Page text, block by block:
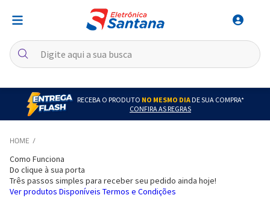
RECEBA O PRODUTO NO MESMO DIADE SUA COMPRA*
CONFIRA AS REGRAS
Como Funciona
Do clique à sua porta
Três passos simples para receber seu pedido ainda hoje!
Ver produtos Disponíveis Termos e Condições